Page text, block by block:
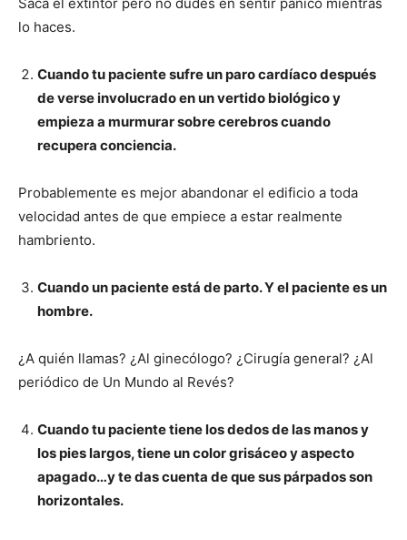
lo haces.
Cuando tu paciente sufre un paro cardíaco después
de verse involucrado en un vertido biológico y
empieza a murmurar sobre cerebros cuando
recupera conciencia.
Probablemente es mejor abandonar el edificio a toda
velocidad antes de que empiece a estar realmente
hambriento.
Cuando un paciente está de parto. Y el paciente es un
hombre.
¿A quién llamas? ¿Al ginecólogo? ¿Cirugía general? ¿Al
periódico de Un Mundo al Revés?
Cuando tu paciente tiene los dedos de las manos y
los pies largos, tiene un color grisáceo y aspecto
apagado…y te das cuenta de que sus párpados son
horizontales.